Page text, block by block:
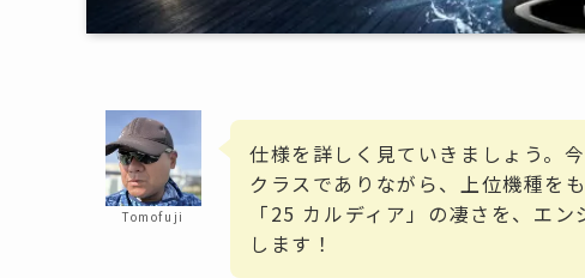
Tomofuji
仕様を詳しく見ていきましょう。
クラスでありながら、上位機種を
「25 カルディア」の凄さを、エ
します！